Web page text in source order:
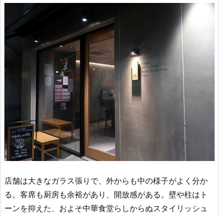
店舗は大きなガラス張りで、外からも中の様子がよく分か
る。客席も厨房も余裕があり、開放感がある。壁や柱はト
ーンを抑えた、およそ中華食堂らしからぬスタイリッシュ